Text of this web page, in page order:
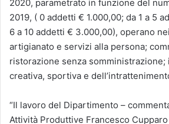
2020, parametrato in funzione del
2019, ( 0 addetti € 1.000,00; da 1 a 5
6 a 10 addetti € 3.000,00), operano
artigianato e servizi alla persona;
ristorazione senza
creativa, sportiva e
“Il lavoro del Dipartimento –
Attività Produttive Francesco